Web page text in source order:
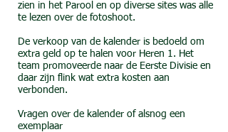
zien in het Parool en op diverse sites was alle
te lezen over de fotoshoot.
De verkoop van de kalender is bedoeld om
extra geld op te halen voor Heren 1. Het
team promoveerde naar de Eerste Divisie en
daar zijn flink wat extra kosten aan
verbonden.
Vragen over de kalender of alsnog een
exemplaar